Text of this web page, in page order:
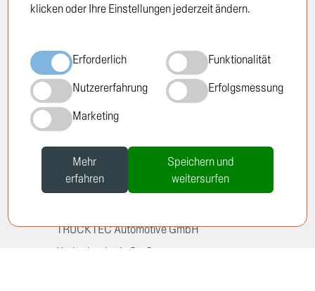
INFORMATION
Standorte
Über TRUCKTEC
Geschichte
Karriere
Newsletter
RECHTLICHES
Datenschutzrichtlinie
Cookie-Richtlinie
AGB
TRUCKTEC Automotive GmbH
Katharina-Loth-Str. 2
klicken oder Ihre Einstellungen jederzeit ändern.
Erforderlich
Funktionalität
Nutzererfahrung
Erfolgsmessung
Marketing
Mehr
erfahren
Speichern und
weitersurfen